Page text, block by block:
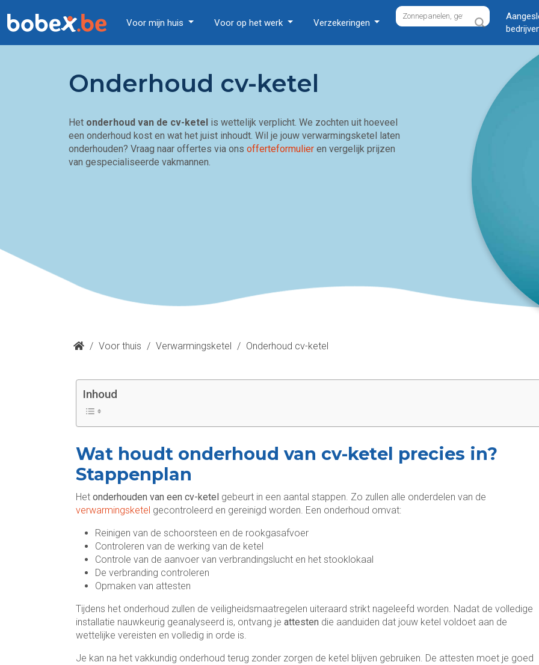
Voor mijn huis Voor op het werk Verzekeringen
Onderhoud cv-ketel
Het onderhoud van de cv-ketel is wettelijk verplicht. We zochten uit hoeveel
een onderhoud kost en wat het juist inhoudt. Wil je jouw verwarmingsketel laten
onderhouden? Vraag naar offertes via ons offerteformulier en vergelijk prijzen
van gespecialiseerde vakmannen.
/ Voor thuis / Verwarmingsketel / Onderhoud cv-ketel
Inhoud
Wat houdt onderhoud van cv-ketel precies in?
Stappenplan
Het onderhouden van een cv-ketel gebeurt in een aantal stappen. Zo zullen alle onderdelen van de
verwarmingsketel gecontroleerd en gereinigd worden. Een onderhoud omvat:
Reinigen van de schoorsteen en de rookgasafvoer
Controleren van de werking van de ketel
Controle van de aanvoer van verbrandingslucht en het stooklokaal
De verbranding controleren
Opmaken van attesten
Tijdens het onderhoud zullen de veiligheidsmaatregelen uiteraard strikt nageleefd worden. Nadat de volledige
installatie nauwkeurig geanalyseerd is, ontvang je attesten die aanduiden dat jouw ketel voldoet aan de
wettelijke vereisten en volledig in orde is.
Je kan na het vakkundig onderhoud terug zonder zorgen de ketel blijven gebruiken. De attesten moet je goed